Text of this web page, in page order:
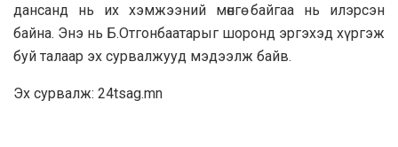
дансанд нь их хэмжээний мөнгө байгаа нь илэрсэн
байна. Энэ нь Б.Отгонбаатарыг шоронд эргэхэд хүргэж
буй талаар эх сурвалжууд мэдээлж байв.
Эх сурвалж: 24tsag.mn